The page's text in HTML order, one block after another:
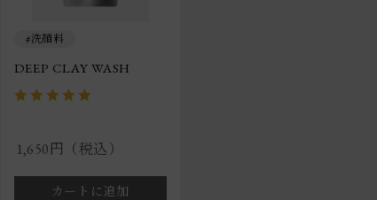
洗顔料
DEEP CLAY WASH
1,650円（税込）
カートに追加